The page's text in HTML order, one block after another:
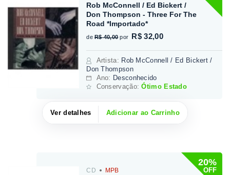
Rob McConnell / Ed Bickert /
Don Thompson - Three For The
Road *Importado*
de R$ 40,00 por R$ 32,00
Artista: Rob McConnell / Ed Bickert /
Don Thompson
Ano: Desconhecido
Conservação:Ótimo Estado
Ver detalhes Adicionar ao Carrinho
20%
OFF
CD MPB